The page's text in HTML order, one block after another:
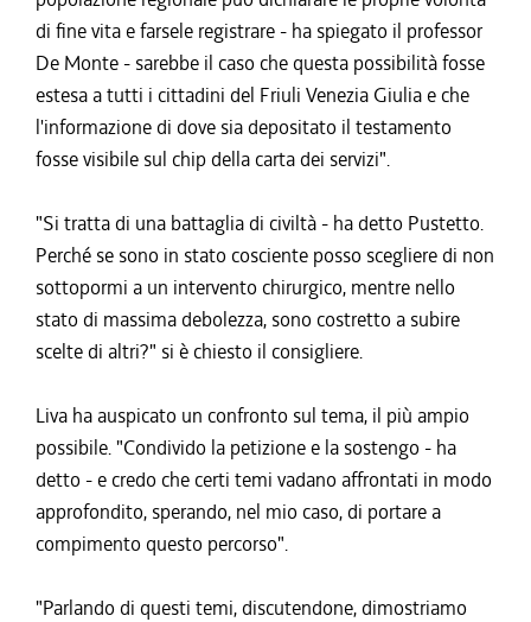
di fine vita e farsele registrare - ha spiegato il professor
De Monte - sarebbe il caso che questa possibilità fosse
estesa a tutti i cittadini del Friuli Venezia Giulia e che
l'informazione di dove sia depositato il testamento
fosse visibile sul chip della carta dei servizi".
"Si tratta di una battaglia di civiltà - ha detto Pustetto.
Perché se sono in stato cosciente posso scegliere di non
sottopormi a un intervento chirurgico, mentre nello
stato di massima debolezza, sono costretto a subire
scelte di altri?" si è chiesto il consigliere.
Liva ha auspicato un confronto sul tema, il più ampio
possibile. "Condivido la petizione e la sostengo - ha
detto - e credo che certi temi vadano affrontati in modo
approfondito, sperando, nel mio caso, di portare a
compimento questo percorso".
"Parlando di questi temi, discutendone, dimostriamo